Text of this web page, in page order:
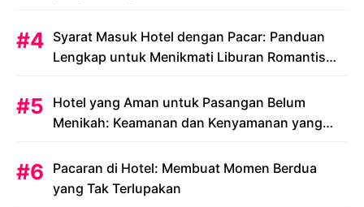
Syarat Masuk Hotel dengan Pacar: Panduan
Lengkap untuk Menikmati Liburan Romantis
Hotel yang Aman untuk Pasangan Belum
Menikah: Keamanan dan Kenyamanan yang
Pacaran di Hotel: Membuat Momen Berdua
yang Tak Terlupakan